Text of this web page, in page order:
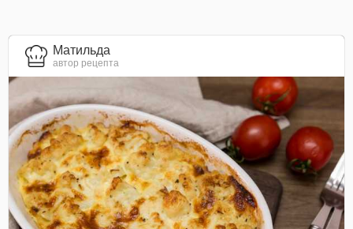
Матильда
автор рецепта